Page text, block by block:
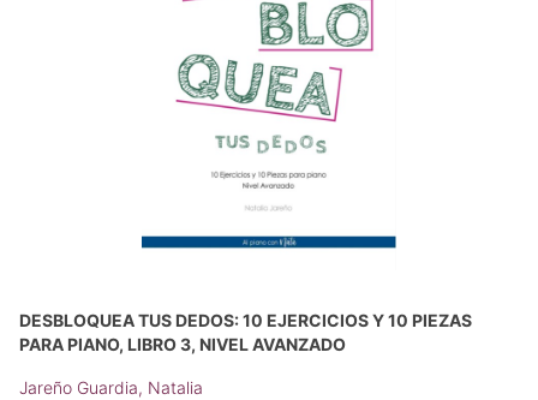
DESBLOQUEA TUS DEDOS: 10 EJERCICIOS Y 10 PIEZAS
PARA PIANO, LIBRO 3, NIVEL AVANZADO
Jareño Guardia, Natalia